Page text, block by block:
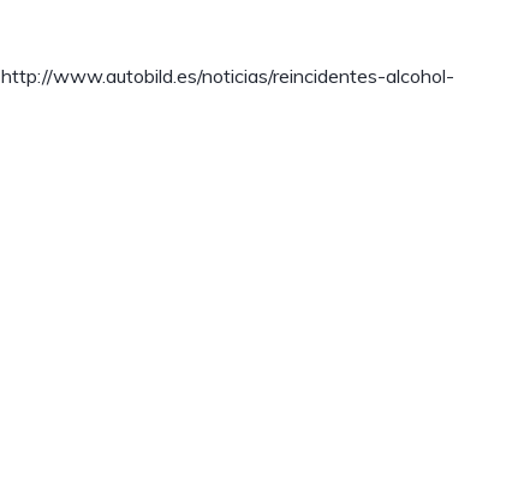
http://www.autobild.es/noticias/reincidentes-alcohol-